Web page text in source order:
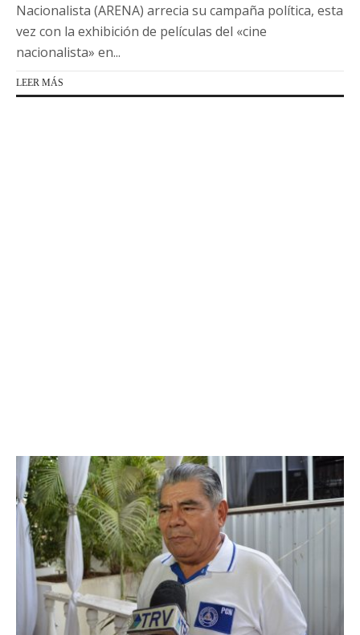
Nacionalista (ARENA) arrecia su campaña política, esta
vez con la exhibición de películas del «cine
nacionalista» en...
LEER MÁS